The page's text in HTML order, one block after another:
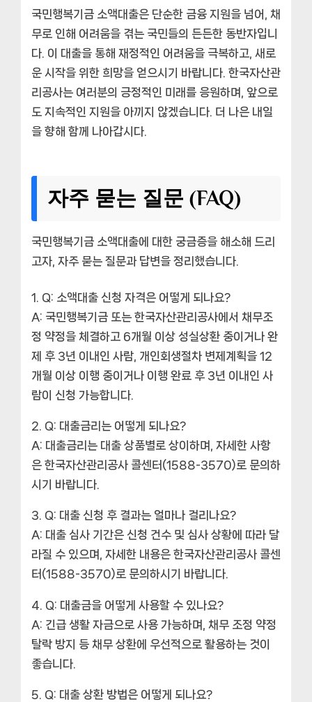
국민행복기금 소액대출은 단순한 금융 지원을 넘어, 채
무로 인해 어려움을 겪는 국민들의 든든한 동반자입니
다. 이 대출을 통해 재정적인 어려움을 극복하고, 새로
운 시작을 위한 희망을 얻으시기 바랍니다. 한국자산관
리공사는 여러분의 긍정적인 미래를 응원하며, 앞으로
도 지속적인 지원을 아끼지 않겠습니다. 더 나은 내일
을 향해 함께 나아갑시다.
자주 묻는 질문 (FAQ)
국민행복기금 소액대출에 대한 궁금증을 해소해 드리
고자, 자주 묻는 질문과 답변을 정리했습니다.
Q: 소액대출 신청 자격은 어떻게 되나요?
A: 국민행복기금 또는 한국자산관리공사에서 채무조
정 약정을 체결하고 6개월 이상 성실상환 중이거나 완
제 후 3년 이내인 사람, 개인회생절차 변제계획을 12
개월 이상 이행 중이거나 이행 완료 후 3년 이내인 사
람이 신청 가능합니다.
Q: 대출금리는 어떻게 되나요?
A: 대출금리는 대출 상품별로 상이하며, 자세한 사항
은 한국자산관리공사 콜센터(1588-3570)로 문의하
시기 바랍니다.
Q: 대출 신청 후 결과는 얼마나 걸리나요?
A: 대출 심사 기간은 신청 건수 및 심사 상황에 따라 달
라질 수 있으며, 자세한 내용은 한국자산관리공사 콜센
터(1588-3570)로 문의하시기 바랍니다.
Q: 대출금을 어떻게 사용할 수 있나요?
A: 긴급 생활 자금으로 사용 가능하며, 채무 조정 약정
탈락 방지 등 채무 상환에 우선적으로 활용하는 것이
좋습니다.
Q: 대출 상환 방법은 어떻게 되나요?